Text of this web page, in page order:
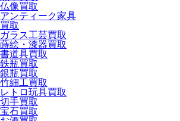
仏像買取
アンティーク家具
買取
ガラス工芸買取
蒔絵・漆器買取
書道具買取
鉄瓶買取
銀瓶買取
竹細工買取
レトロ玩具買取
切手買取
宝石買取